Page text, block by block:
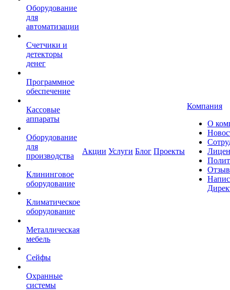
Оборудование
для
автоматизации
Счетчики и
детекторы
денег
Программное
обеспечение
Кассовые
аппараты
Оборудование
для
производства
Клининговое
оборудование
Климатическое
оборудование
Металлическая
мебель
Сейфы
Охранные
системы
Акции Услуги Блог Проекты
Компания
О